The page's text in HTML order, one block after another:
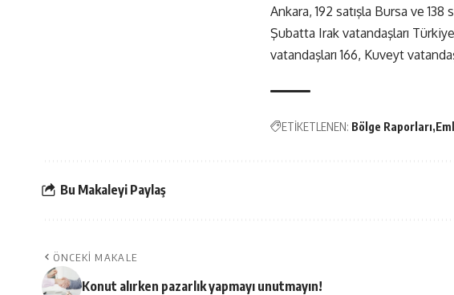
Ankara, 192 satışla Bursa ve 138
Şubatta Irak vatandaşları
vatandaşları 166, Kuveyt
ETİKETLENEN: Bölge Raporları
Bu Makaleyi Paylaş
ÖNCEKI MAKALE
Konut alırken pazarlık yapmayı unutmayın!